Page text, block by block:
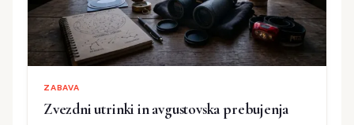
ZABAVA
Zvezdni utrinki in avgustovska prebujenja